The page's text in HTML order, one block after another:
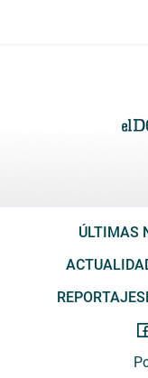
ÚLTIMAS
REPORTAJES